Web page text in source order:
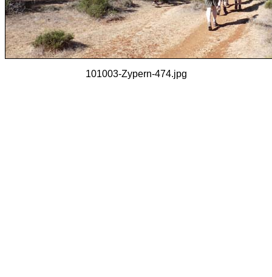
101003-Zypern-474.jpg